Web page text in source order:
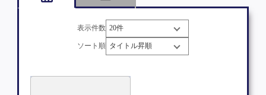
表示件数
ソート順